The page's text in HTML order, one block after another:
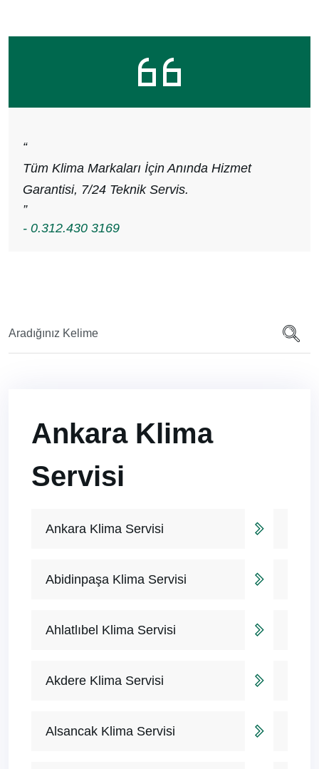
“
Tüm Klima Markaları İçin Anında Hizmet
Garantisi, 7/24 Teknik Servis.
”
- 0.312.430 3169
Ankara Klima
Servisi
Ankara Klima Servisi
Abidinpaşa Klima Servisi
Ahlatlıbel Klima Servisi
Akdere Klima Servisi
Alsancak Klima Servisi